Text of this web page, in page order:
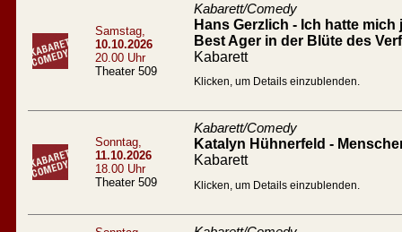
Samstag,
10.10.2026
20.00 Uhr
Theater 509
Kabarett/Comedy
Hans Gerzlich - Ich hatte
Best Ager in der Blüte des
Kabarett
Klicken, um Details einzublenden.
Sonntag,
11.10.2026
18.00 Uhr
Theater 509
Kabarett/Comedy
Katalyn Hühnerfeld -
Kabarett
Klicken, um Details einzublenden.